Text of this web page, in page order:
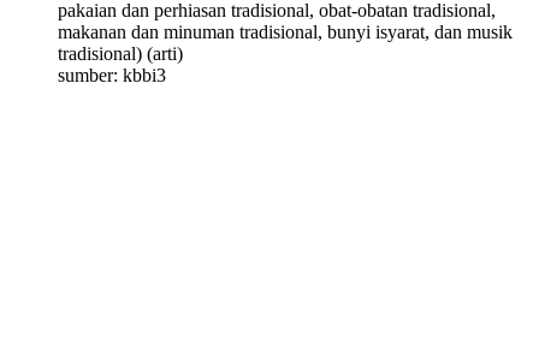
pakaian dan perhiasan tradisional, obat-obatan tradisional,
makanan dan minuman tradisional, bunyi isyarat, dan musik
tradisional) (arti)
sumber: kbbi3